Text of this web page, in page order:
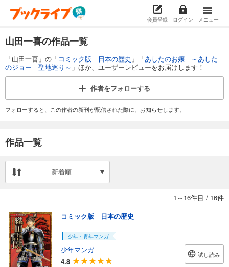
会員登録 ログイン メニュー
山田一喜の作品一覧
「山田一喜」の「コミック版 日本の歴史 」「あしたのお嬢 ～あした
のジョー 聖地巡り～ 」ほか、ユーザーレビューをお届けします！
作者をフォローする
フォローすると、この作者の新刊が配信された際に、お知らせします。
作品一覧
新着順
1～16件目 / 16件
コミック版 日本の歴史
少年・青年マンガ
少年マンガ
4.8
試し読み